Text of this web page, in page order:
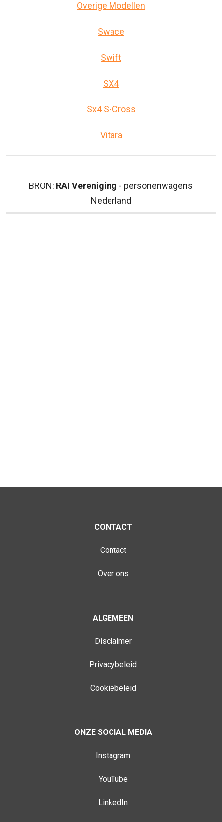
Overige Modellen
Swace
Swift
SX4
Sx4 S-Cross
Vitara
BRON: RAI Vereniging - personenwagens
Nederland
CONTACT
Contact
Over ons
ALGEMEEN
Disclaimer
Privacybeleid
Cookiebeleid
ONZE SOCIAL MEDIA
Instagram
YouTube
LinkedIn